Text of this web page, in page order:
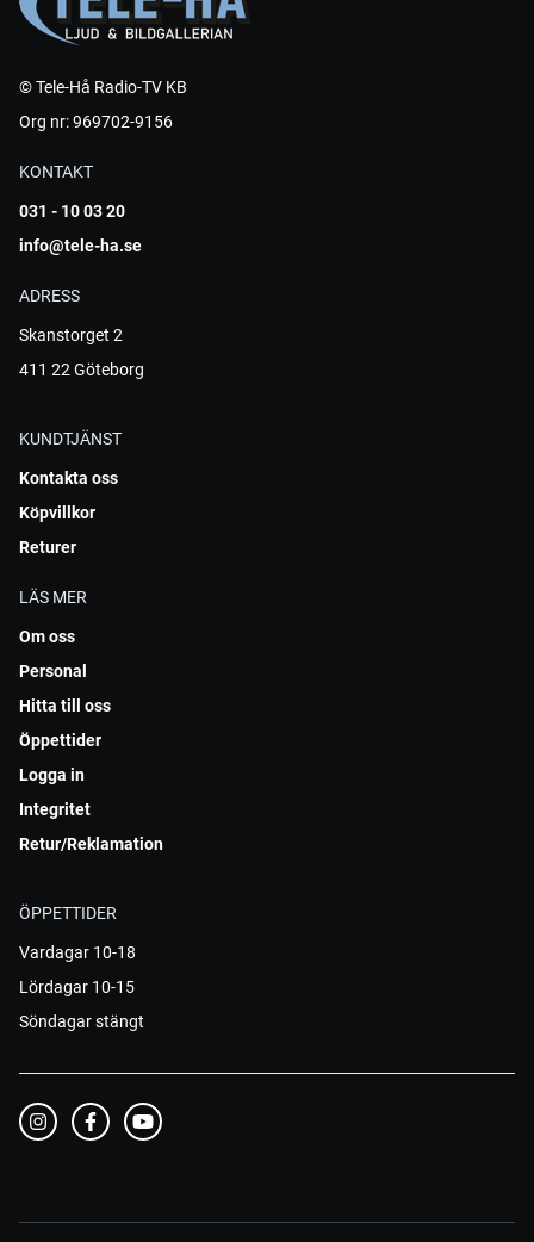
© Tele-Hå Radio-TV KB
Org nr: 969702-9156
KONTAKT
031 - 10 03 20
info@tele-ha.se
ADRESS
Skanstorget 2
411 22 Göteborg
KUNDTJÄNST
Kontakta oss
Köpvillkor
Returer
LÄS MER
Om oss
Personal
Hitta till oss
Öppettider
Logga in
Integritet
Retur/Reklamation
ÖPPETTIDER
Vardagar 10-18
Lördagar 10-15
Söndagar stängt